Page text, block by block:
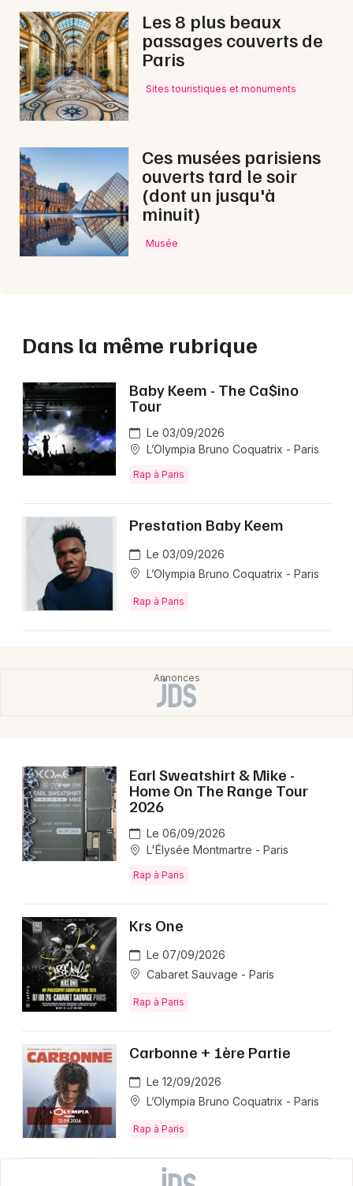
Les 8 plus beaux
passages couverts de
Paris
Sites touristiques et monuments
Ces musées parisiens
ouverts tard le soir
(dont un jusqu'à
minuit)
Musée
Dans la même rubrique
Baby Keem - The Ca$ino
Tour
Le 03/09/2026
L’Olympia Bruno Coquatrix - Paris
Rap à Paris
Prestation Baby Keem
Le 03/09/2026
L’Olympia Bruno Coquatrix - Paris
Rap à Paris
Earl Sweatshirt & Mike -
Home On The Range Tour
2026
Le 06/09/2026
L'Élysée Montmartre - Paris
Rap à Paris
Krs One
Le 07/09/2026
Cabaret Sauvage - Paris
Rap à Paris
Carbonne + 1ère Partie
Le 12/09/2026
L’Olympia Bruno Coquatrix - Paris
Rap à Paris